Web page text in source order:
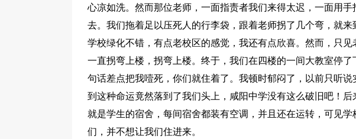
心凉如洗。然而那位老师，一面指责者我们来得太迟，一面用
去。我们拖着足以压死人的行李袋，跟着老师拐了几个弯，就来
学校绿化不错，有点老校区的感觉，我还有点欣喜。然而，只
一直拐弯上楼，拐弯上楼。终于，我们在四楼的一间大教室停
句话差点把我噎死，你们就住着了。我顿时郁闷了，以前只听
到这种命运竟然落到了我们头上，咸阳中学没有这么破旧吧！后
就是学生的宿舍，每间宿舍都装有空调，并且还在运转，可见
们，并不想让我们住进来。